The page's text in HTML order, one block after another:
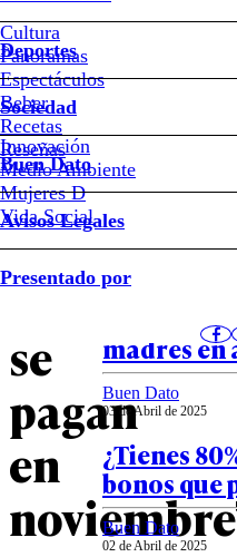
Cultura
Panoramas
Espectáculos
Beber
Recetas
Reseñas
Deportes
Sociedad
Innovación
Medio Ambiente
Mujeres D
Vida Social
Buen Dato
Avisos Legales
Presentado por
¿Qué
bonos
o
subsidios
familiares
se
pagan
en
Notas
08 de Abril de 2025
Los
madres
Buen Dato
03 de Abril de 2025
¿Tienes
bonos que
Buen Dato
02 de Abril de 2025